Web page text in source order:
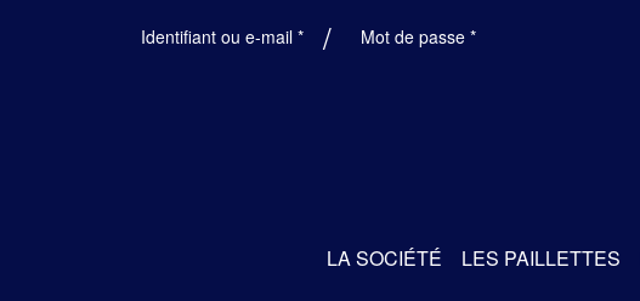
Identifiant ou e-mail *ObligatoireMot de passe *Obligatoire
LA SOCIÉTÉ LES PAILLETTES